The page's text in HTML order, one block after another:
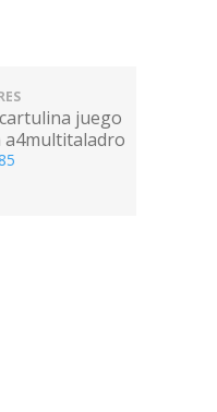
juego
a4multitaladro